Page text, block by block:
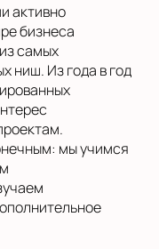
активно
бизнеса
самых
ниш. Из года в год
мы учимся